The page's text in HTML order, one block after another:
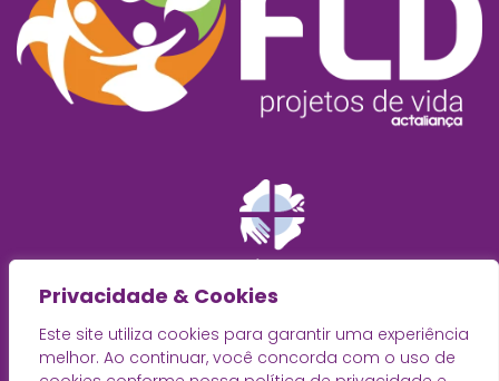
Privacidade & Cookies
Este site utiliza cookies para garantir uma experiência
melhor. Ao continuar, você concorda com o uso de